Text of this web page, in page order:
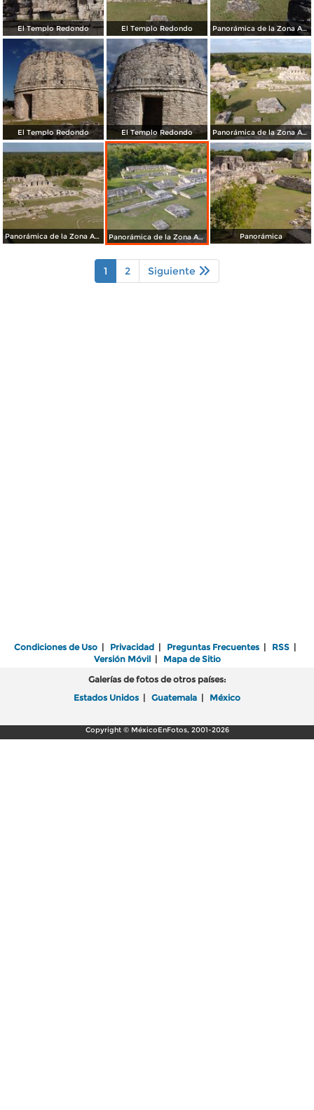
El Templo Redondo El Templo Redondo Panorámica de la Zona Arqueológica de Mayapán
El Templo Redondo El Templo Redondo Panorámica de la Zona Arqueológica de Mayapán
Panorámica de la Zona Arqueológica de Mayapán Panorámica de la Zona Arqueológica de Mayapán Panorámica
1 2 Siguiente
Condiciones de Uso | Privacidad | Preguntas Frecuentes | RSS |
Versión Móvil| Mapa de Sitio
Galerías de fotos de otros países:
Estados Unidos | Guatemala | México
Copyright © MéxicoEnFotos, 2001-2026